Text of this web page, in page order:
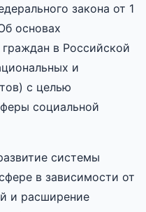
закона от 1
основах
в Российской
и
с целью
социальной
системы
в зависимости от
и расширение